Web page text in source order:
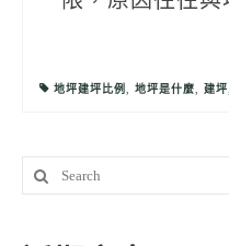
地坪建坪比例 , 地坪是什麼, 建坪
Search
for: